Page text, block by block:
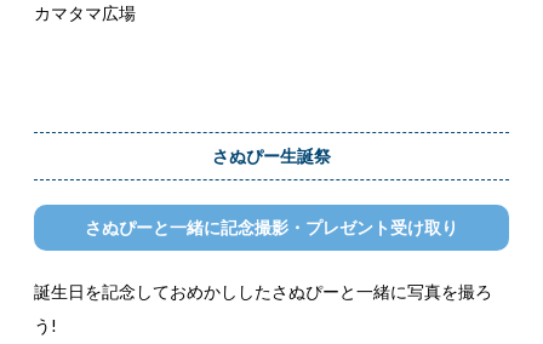
カマタマ広場
さぬぴー生誕祭
さぬぴーと一緒に記念撮影・プレゼント受け取り
誕生日を記念しておめかししたさぬぴーと一緒に写真を撮ろ
う!